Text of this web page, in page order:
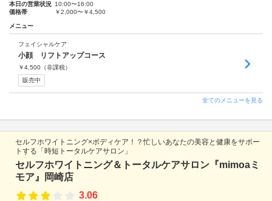
本日の営業状況 10:00〜16:00
価格帯
￥2,000〜￥4,500
メニュー
フェイシャルケア
小顔 リフトアップコース
￥4,500 （非課税）
販売中
全てのメニューを見る
セルフホワイトニング×ボディケア！？忙しいあなたの美容と健康をサポー
トする「時短トータルケアサロン」
セルフホワイトニング＆トータルケアサロン『mimoaミ
モア』岡崎店
3.06